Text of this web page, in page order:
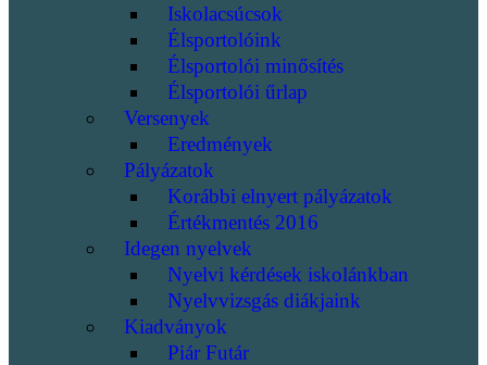
Iskolacsúcsok
Élsportolóink
Élsportolói minősítés
Élsportolói űrlap
Versenyek
Eredmények
Pályázatok
Korábbi elnyert pályázatok
Értékmentés 2016
Idegen nyelvek
Nyelvi kérdések iskolánkban
Nyelvvizsgás diákjaink
Kiadványok
Piár Futár